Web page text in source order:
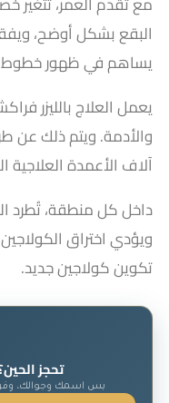
البقع بشكل أوضح،
يساهم في ظهور خطوط
يعمل العلاج بالليزر
والأدمة. ويتم ذلك عن
آلاف الأعمدة العلاجية
داخل كل منطقة، تُطرد
ويؤدي اختراق
تكوين كولاجين جديد.
تحجز
بس اسمك وجوالك،